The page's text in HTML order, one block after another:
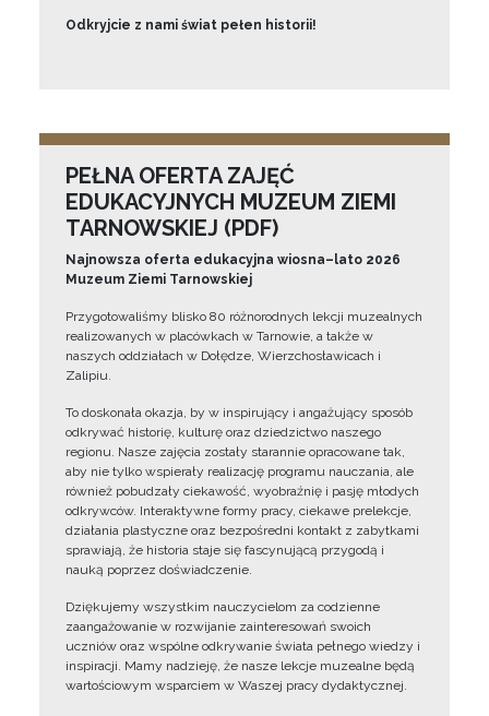
Odkryjcie z nami świat pełen historii!
PEŁNA OFERTA ZAJĘĆ
EDUKACYJNYCH MUZEUM ZIEMI
TARNOWSKIEJ (PDF)
Najnowsza oferta edukacyjna wiosna–lato 2026
Muzeum Ziemi Tarnowskiej
Przygotowaliśmy blisko 80 różnorodnych lekcji muzealnych
realizowanych w placówkach w Tarnowie, a także w
naszych oddziałach w Dołędze, Wierzchosławicach i
Zalipiu.
To doskonała okazja, by w inspirujący i angażujący sposób
odkrywać historię, kulturę oraz dziedzictwo naszego
regionu. Nasze zajęcia zostały starannie opracowane tak,
aby nie tylko wspierały realizację programu nauczania, ale
również pobudzały ciekawość, wyobraźnię i pasję młodych
odkrywców. Interaktywne formy pracy, ciekawe prelekcje,
działania plastyczne oraz bezpośredni kontakt z zabytkami
sprawiają, że historia staje się fascynującą przygodą i
nauką poprzez doświadczenie.
Dziękujemy wszystkim nauczycielom za codzienne
zaangażowanie w rozwijanie zainteresowań swoich
uczniów oraz wspólne odkrywanie świata pełnego wiedzy i
inspiracji. Mamy nadzieję, że nasze lekcje muzealne będą
wartościowym wsparciem w Waszej pracy dydaktycznej.